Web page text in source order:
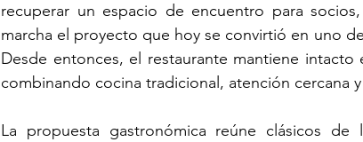
recuperar un espacio de encuentro para
marcha el proyecto que hoy se convirtió en uno
Desde entonces, el restaurante mantiene
combinando cocina tradicional, atención cercana
La propuesta gastronómica reúne clásicos